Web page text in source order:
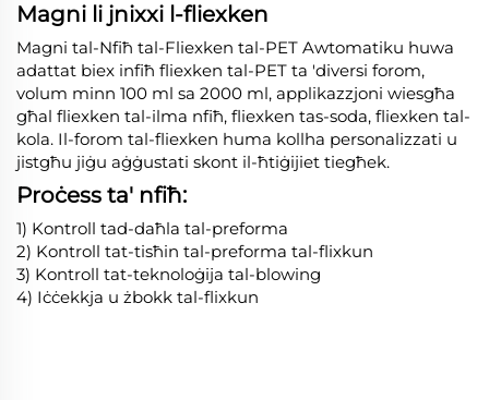
Magni li jnixxi l-fliexken
Magni tal-Nfiħ tal-Fliexken tal-PET Awtomatiku huwa
adattat biex infiħ fliexken tal-PET ta 'diversi forom,
volum minn 100 ml sa 2000 ml, applikazzjoni wiesgħa
għal fliexken tal-ilma nfiħ, fliexken tas-soda, fliexken tal-
kola. Il-forom tal-fliexken huma kollha personalizzati u
jistgħu jiġu aġġustati skont il-ħtiġijiet tiegħek.
Proċess ta' nfiħ:
1) Kontroll tad-daħla tal-preforma
2) Kontroll tat-tisħin tal-preforma tal-flixkun
3) Kontroll tat-teknoloġija tal-blowing
4) Iċċekkja u żbokk tal-flixkun